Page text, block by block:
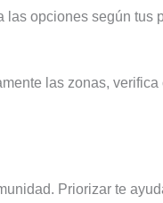
las opciones según tus
las zonas,
Priorizar te